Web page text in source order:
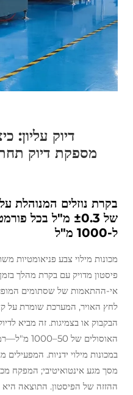
דיוק עליון:
מספקת דיוק
בקרת נוזלים המנוהלת
ל-1000 מ"ל
מכונות מילוי צבע פניאומטיות
פיסטון מדויק עם בקרת מהלך
אי-ההתאמות של שסתומים
לחץ האויר, המערכת שומרת על
האוסולים
במכונות מילוי ידניות.
מסך מגע אינטואיטיבי; המפקח